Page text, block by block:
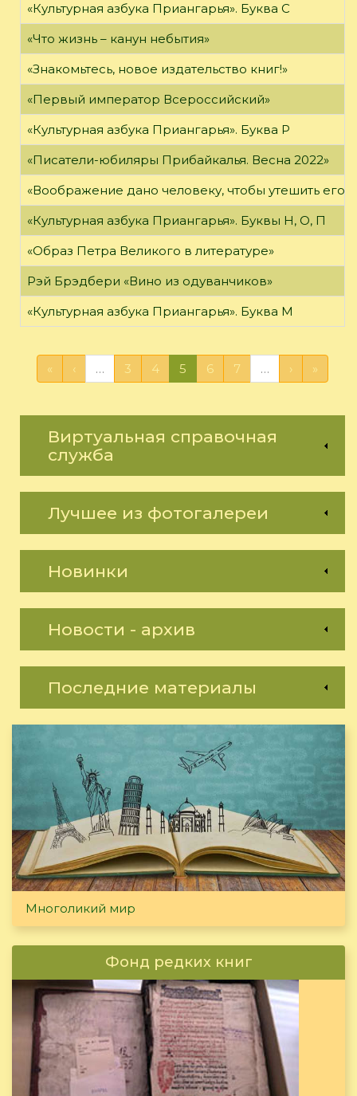
«Культурная азбука Приангарья». Буква С
«Что жизнь – канун небытия»
«Знакомьтесь, новое издательство книг!»
«Первый император Всероссийский»
«Культурная азбука Приангарья». Буква Р
«Писатели-юбиляры Прибайкалья. Весна 2022»
«Воображение дано человеку, чтобы утешить его
«Культурная азбука Приангарья». Буквы Н, О, П
«Образ Петра Великого в литературе»
Рэй Брэдбери «Вино из одуванчиков»
«Культурная азбука Приангарья». Буква М
« ‹ … 3 4 5 6 7 … › »
Виртуальная справочная
служба
Лучшее из фотогалереи
Новинки
Новости - архив
Последние материалы
Многоликий мир
Фонд редких книг